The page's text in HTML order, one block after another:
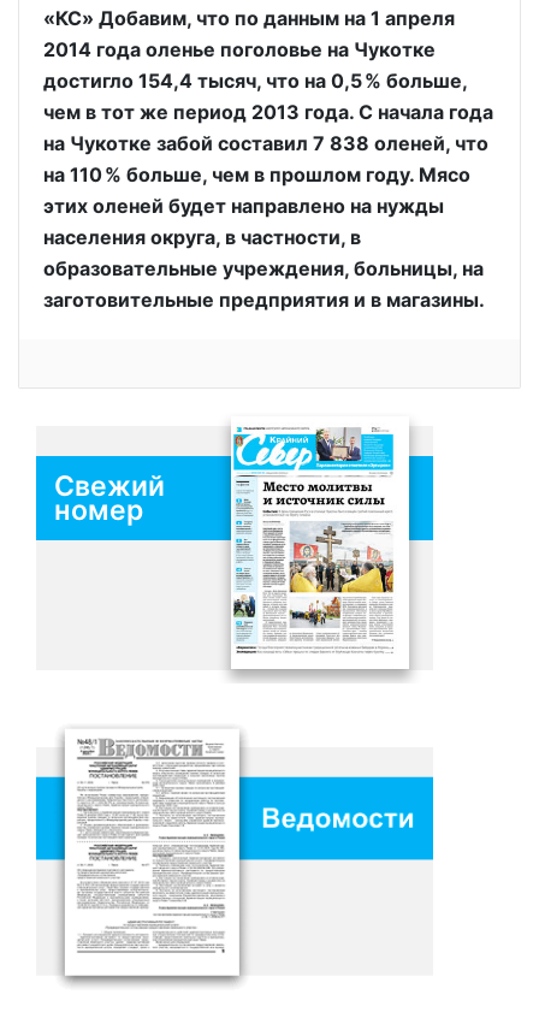
«КС» Добавим, что по данным на 1 апреля
2014 года оленье поголовье на Чукотке
достигло 154,4 тысяч, что на 0,5 % больше,
чем в тот же период 2013 года. С начала года
на Чукотке забой составил 7 838 оленей, что
на 110 % больше, чем в прошлом году. Мясо
этих оленей будет направлено на нужды
населения округа, в частности, в
образовательные учреждения, больницы, на
заготовительные предприятия и в магазины.
Свежий
номер